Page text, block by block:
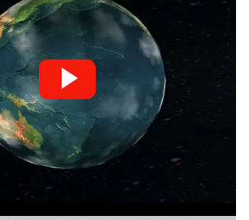
www.youtube.com/watch?